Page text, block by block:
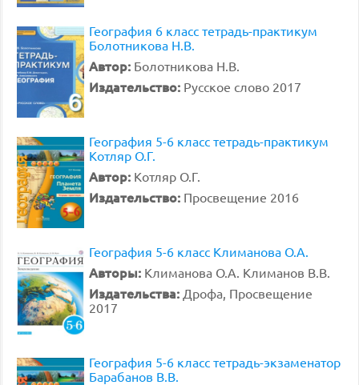
География 6 класс тетрадь-практикум
Болотникова Н.В.
Автор: Болотникова Н.В.
Издательство: Русское слово 2017
География 5-6 класс тетрадь-практикум
Котляр О.Г.
Автор: Котляр О.Г.
Издательство: Просвещение 2016
География 5-6 класс Климанова О.А.
Авторы: Климанова О.А. Климанов В.В.
Издательства: Дрофа, Просвещение
2017
География 5-6 класс тетрадь-экзаменатор
Барабанов В.В.